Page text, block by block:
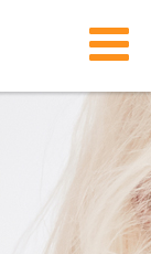
Toggle